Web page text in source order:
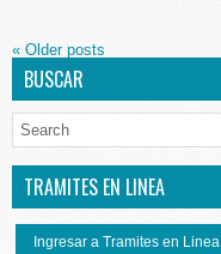
« Older posts
BUSCAR
TRAMITES EN LINEA
Ingresar a Tramites en Linea